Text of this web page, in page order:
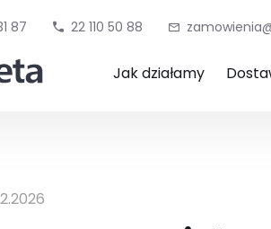
87 22 110 50 88
Jak działamy